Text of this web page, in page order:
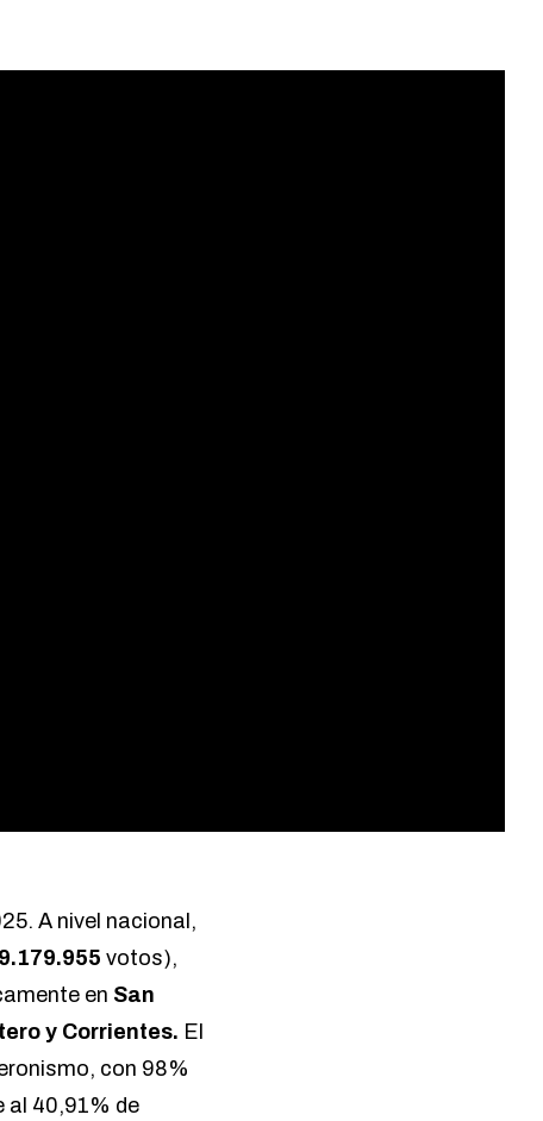
A nivel nacional,
9.179.955 votos),
en San
y Corrientes. El
con 98%
al 40,91% de